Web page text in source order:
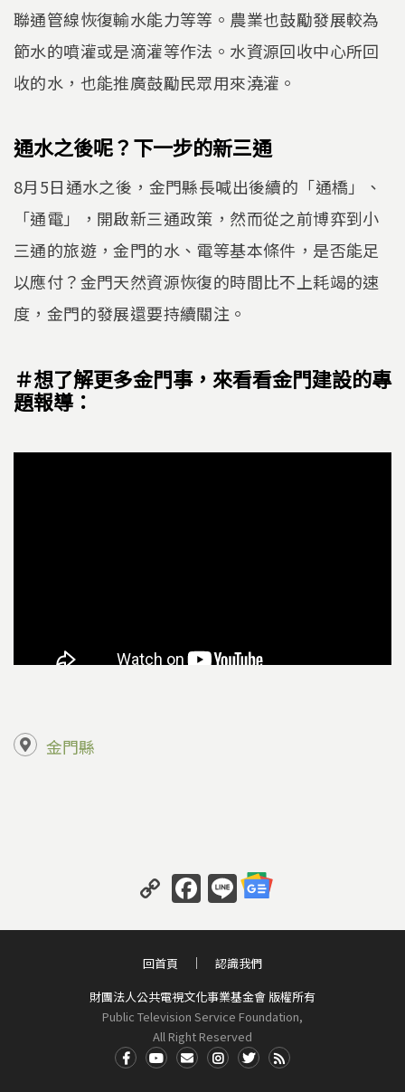
聯通管線恢復輸水能力等等。農業也鼓勵發展較為
節水的噴灌或是滴灌等作法。水資源回收中心所回
收的水，也能推廣鼓勵民眾用來澆灌。
通水之後呢？下一步的新三通
8月5日通水之後，金門縣長喊出後續的「通橋」、
「通電」，開啟新三通政策，然而從之前博弈到小
三通的旅遊，金門的水、電等基本條件，是否能足
以應付？金門天然資源恢復的時間比不上耗竭的速
度，金門的發展還要持續關注。
＃想了解更多金門事，來看看金門建設的專
題報導：
金門縣
C
o
p
y
Li
n
k
F
a
c
e
b
o
o
Li
n
e
財團法人公共電視文化事業基金會 版權所有
Public Television Service Foundation,
All Right Reserved
回首頁 認識我們